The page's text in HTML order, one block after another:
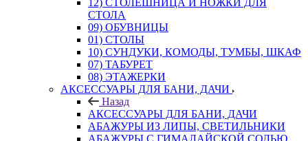
12) СТОЛЕШНИЦА И НОЖКИ ДЛЯ
СТОЛА
09) ОБУВНИЦЫ
01) СТОЛЫ
10) СУНДУКИ, КОМОДЫ, ТУМБЫ, ШКАФ
07) ТАБУРЕТ
08) ЭТАЖЕРКИ
АКСЕССУАРЫ ДЛЯ БАНИ, ДАЧИ
Назад
АКСЕССУАРЫ ДЛЯ БАНИ, ДАЧИ
АБАЖУРЫ ИЗ ЛИПЫ, СВЕТИЛЬНИКИ
АБАЖУРЫ С ГИМАЛАЙСКОЙ СОЛЬЮ